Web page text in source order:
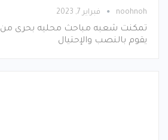
noohnoh فبراير 7, 2023
تمكنت شعبه مباحث محليه بحرى
يقوم بالنصب والإحتيال